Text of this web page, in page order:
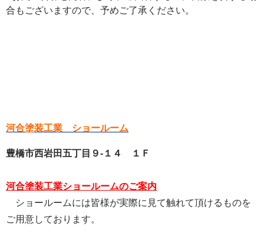
合もございますので、予めご了承ください。
河合塗装工業 ショールーム
豊橋市西岩田五丁目９-１４ １Ｆ
河合塗装工業ショールームのご案内
ショールームには皆様が実際に見て触れて頂けるものを
ご用意しております。